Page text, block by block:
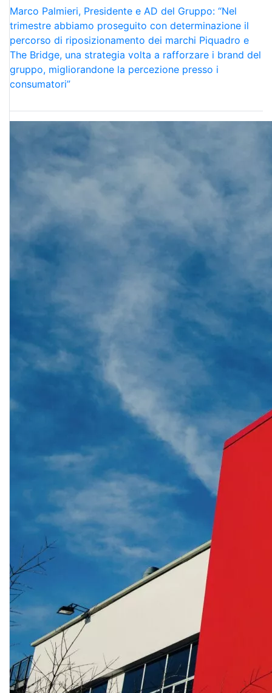
Marco Palmieri, Presidente e AD del Gruppo: “Nel
trimestre abbiamo proseguito con determinazione il
percorso di riposizionamento dei marchi Piquadro e
The Bridge, una strategia volta a rafforzare i brand del
gruppo, migliorandone la percezione presso i
consumatori”